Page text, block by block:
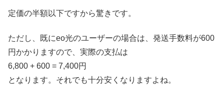
定価の半額以下ですから驚きです。
ただし、既にeo光のユーザーの場合は、発送手数料が600
円かかりますので、実際の支払は
6,800 + 600 = 7,400円
となります。それでも十分安くなりますよね。